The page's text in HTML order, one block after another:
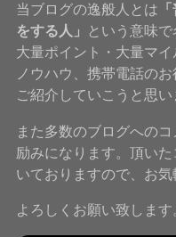
当ブログの逸般人とは
をする人」
という意味
大量ポイント・大量マ
ノウハウ、携帯電話の
ご紹介していこうと思い
また多数のブログへの
励みになります。頂い
いておりますので、お気
よろしくお願い致します